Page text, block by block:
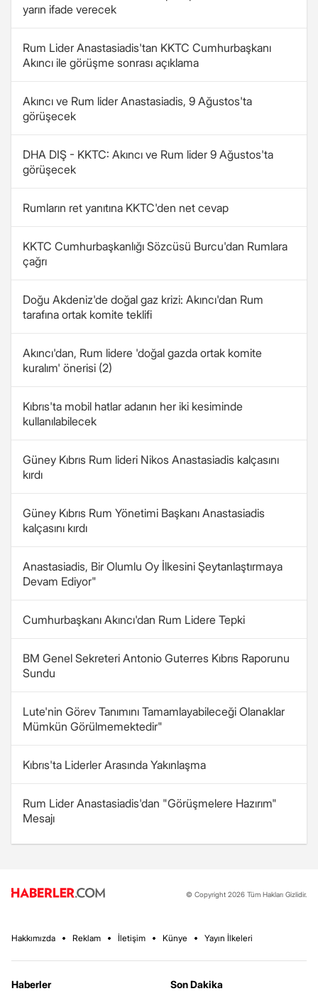
yarın ifade verecek
Rum Lider Anastasiadis'tan KKTC Cumhurbaşkanı
Akıncı ile görüşme sonrası açıklama
Akıncı ve Rum lider Anastasiadis, 9 Ağustos'ta
görüşecek
DHA DIŞ - KKTC: Akıncı ve Rum lider 9 Ağustos'ta
görüşecek
Rumların ret yanıtına KKTC'den net cevap
KKTC Cumhurbaşkanlığı Sözcüsü Burcu'dan Rumlara
çağrı
Doğu Akdeniz'de doğal gaz krizi: Akıncı'dan Rum
tarafına ortak komite teklifi
Akıncı'dan, Rum lidere 'doğal gazda ortak komite
kuralım' önerisi (2)
Kıbrıs'ta mobil hatlar adanın her iki kesiminde
kullanılabilecek
Güney Kıbrıs Rum lideri Nikos Anastasiadis kalçasını
kırdı
Güney Kıbrıs Rum Yönetimi Başkanı Anastasiadis
kalçasını kırdı
Anastasiadis, Bir Olumlu Oy İlkesini Şeytanlaştırmaya
Devam Ediyor"
Cumhurbaşkanı Akıncı'dan Rum Lidere Tepki
BM Genel Sekreteri Antonio Guterres Kıbrıs Raporunu
Sundu
Lute'nin Görev Tanımını Tamamlayabileceği Olanaklar
Mümkün Görülmemektedir"
Kıbrıs'ta Liderler Arasında Yakınlaşma
Rum Lider Anastasiadis'dan "Görüşmelere Hazırım"
Mesajı
© Copyright 2026 Tüm Hakları Gizlidir.
Hakkımızda Reklam İletişim Künye Yayın İlkeleri
Haberler
Son Dakika